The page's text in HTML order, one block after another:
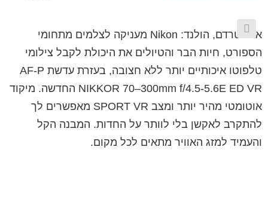
אמסטרדם, הולנד: Nikon מעניקה לצלמים מתחומי
הספורט, חיות הבר והטיולים את היכולת לקבל צילומי
טלפוטו איכותיים יותר ללא חצובה, בעזרת עדשת AF-P
NIKKOR 70–300mm f/4.5-5.6E ED VR החדשה. מיקוד
אוטומטי מהיר יותר ומצב SPORT VR מאפשרים לך
להתקרב לאקשן בלי לוותר על החדות. המבנה הקל
והעמיד למזג האוויר מתאים לכל מקום.